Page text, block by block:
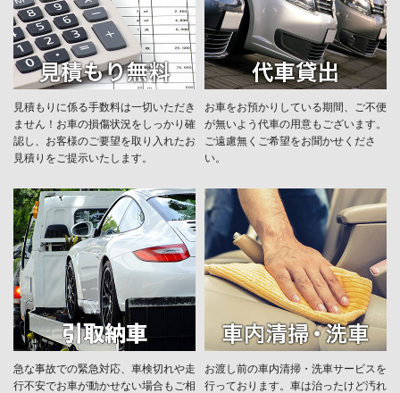
見積もりに係る手数料は一切いただき
ません！お車の損傷状況をしっかり確
認し、お客様のご要望を取り入れたお
見積りをご提示いたします。
お車をお預かりしている期間、ご不便
が無いよう代車の用意もございます。
ご遠慮無くご希望をお聞かせくださ
い。
急な事故での緊急対応、車検切れや走
行不安でお車が動かせない場合もご相
お渡し前の車内清掃・洗車サービスを
行っております。車は治ったけど汚れ